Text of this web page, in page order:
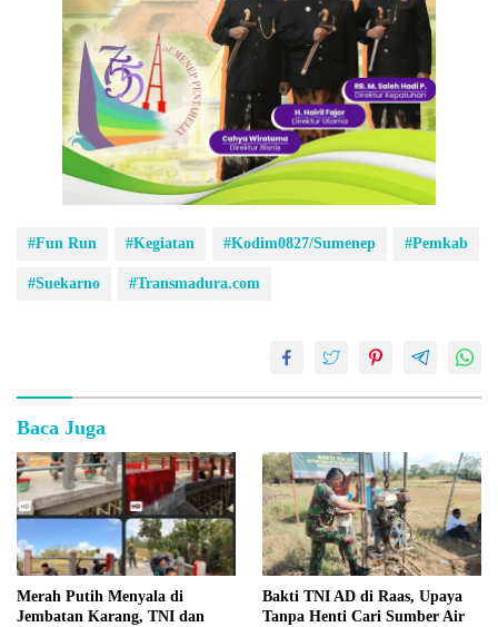
#Fun Run #Kegiatan #Kodim0827/Sumenep #Pemkab
#Suekarno #Transmadura.com
Baca Juga
Merah Putih Menyala di
Jembatan Karang, TNI dan
Bakti TNI AD di Raas, Upaya
Tanpa Henti Cari Sumber Air